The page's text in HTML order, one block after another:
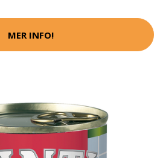
MER INFO!